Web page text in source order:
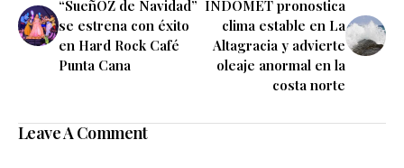
“SueñOZ de Navidad”
se estrena con éxito
en Hard Rock Café
Punta Cana
INDOMET pronostica
clima estable en La
Altagracia y advierte
oleaje anormal en la
costa norte
Leave A Comment